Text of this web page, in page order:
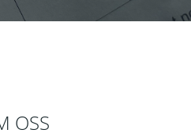
OSS